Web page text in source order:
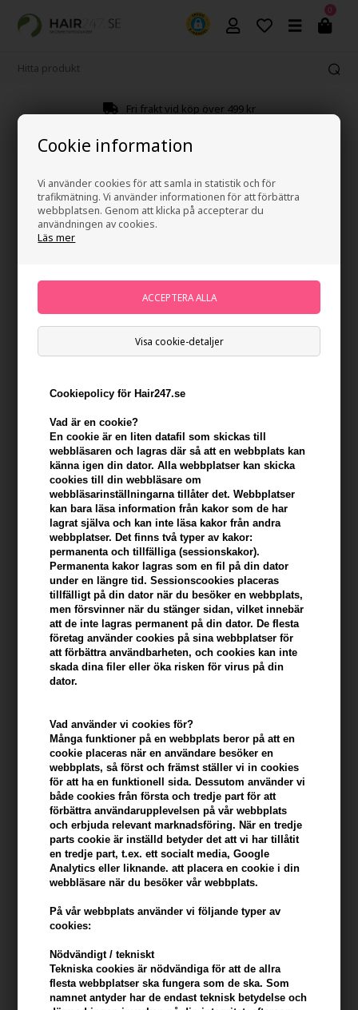
Cookie information
Vi använder cookies för att samla in statistik och för
trafikmätning. Vi använder informationen för att förbättra
webbplatsen. Genom att klicka på accepterar du
användningen av cookies.
Läs mer
Visa cookie-detaljer
Cookiepolicy för Hair247.se
Vad är en cookie?
En cookie är en liten datafil som skickas till
webbläsaren och lagras där så att en webbplats kan
känna igen din dator. Alla webbplatser kan skicka
cookies till din webbläsare om
webbläsarinställningarna tillåter det. Webbplatser
kan bara läsa information från kakor som de har
lagrat själva och kan inte läsa kakor från andra
webbplatser. Det finns två typer av kakor:
permanenta och tillfälliga (sessionskakor).
Permanenta kakor lagras som en fil på din dator
under en längre tid. Sessionscookies placeras
tillfälligt på din dator när du besöker en webbplats,
men försvinner när du stänger sidan, vilket innebär
att de inte lagras permanent på din dator. De flesta
företag använder cookies på sina webbplatser för
att förbättra användbarheten, och cookies kan inte
skada dina filer eller öka risken för virus på din
dator.
Vad använder vi cookies för?
Många funktioner på en webbplats beror på att en
cookie placeras när en användare besöker en
webbplats, så först och främst ställer vi in ​​cookies
för att ha en funktionell sida. Dessutom använder vi
både cookies från första och tredje part för att
förbättra användarupplevelsen på vår webbplats
och erbjuda relevant marknadsföring. När en tredje
parts cookie är inställd betyder det att vi har tillåtit
en tredje part, t.ex. ett socialt media, Google
Analytics eller liknande. att placera en cookie i din
webbläsare när du besöker vår webbplats.
På vår webbplats använder vi följande typer av
cookies:
Nödvändigt / tekniskt
Tekniska cookies är nödvändiga för att de allra
flesta webbplatser ska fungera som de ska. Som
namnet antyder har de endast teknisk betydelse och
0
Fri frakt vid köp över 499 kr
Zenz Pure Body Butter 200ml
Varumärken»Zenz Skincare
Tidigare lägsta pris: 433,00
303,00SEK
Erbjudandet gäller: 30.07.26 - 13.08.26
+
Du tjänar 15 Bonuskronor på köp av denna artikel - Visa mitt
konto
KÖP FÖR YTTERLIGARE 499,00 SEK OCH FÅ FRI FRAKT 499 SEK
Beskrivning Recensioner Tillverkare
Öppna dörren till ren hudvård med Zenz Pure Body Butter, en
naturens ingredienser för att ge din hud en lyxig vårdupplevelse.
Denna kroppscreme från ZENZ innehåller 200 ml av en näringsrik
blandning som är perfekt för att vårda och skydda huden.
Egenskaber